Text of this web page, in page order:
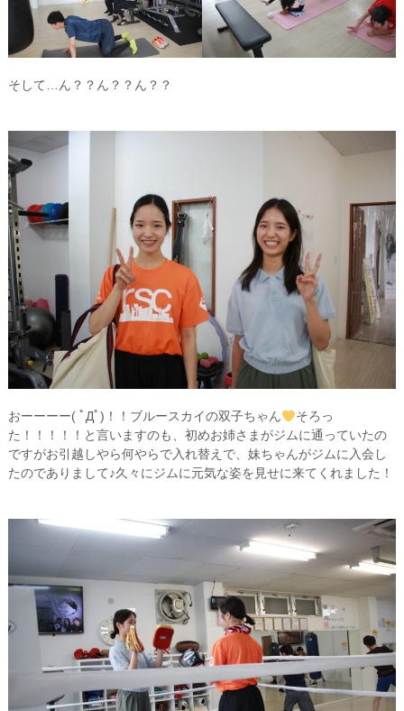
そして…ん？？ん？？ん？？
おーーーー( ﾟДﾟ)！！ブルースカイの双子ちゃん
そろっ
た！！！！！と言いますのも、初めお姉さまがジムに通っていたの
ですがお引越しやら何やらで入れ替えで、妹ちゃんがジムに入会し
たのでありまして♪久々にジムに元気な姿を見せに来てくれました！